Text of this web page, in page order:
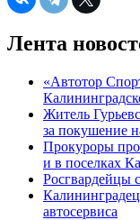
Лента
«Автотор
Житель
за покушение
Прокуроры
и в поселках
Росгвардейцы
автосервиса